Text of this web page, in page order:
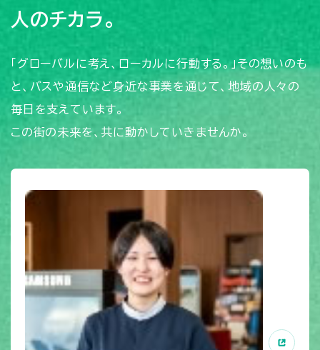
人のチカラ。
「グローバルに考え、ローカルに行動する。」その想いのも
と、バスや通信など身近な事業を通じて、地域の人々の
毎日を支えています。
この街の未来を、共に動かしていきませんか。